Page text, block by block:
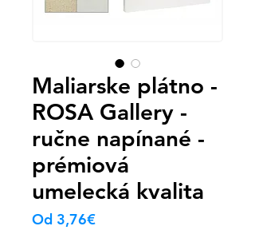
Maliarske plátno -
ROSA Gallery -
ručne napínané -
prémiová
umelecká kvalita
Od 3,76€Zvýhodněná